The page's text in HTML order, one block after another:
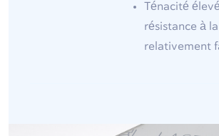
Ténacité
résistance à
relativement